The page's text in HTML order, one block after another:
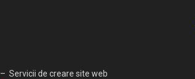
– Servicii de creare site web